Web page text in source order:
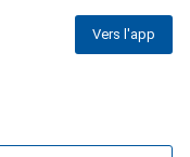
Vers l'app